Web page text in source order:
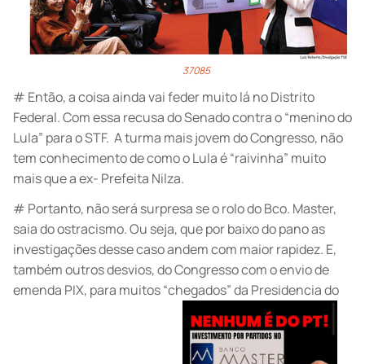
37085
# Então, a coisa ainda vai feder muito lá no Distrito
Federal. Com essa recusa do Senado contra o “menino do
Lula” para o STF. A turma mais jovem do Congresso, não
tem conhecimento de como o Lula é “raivinha” muito
mais que a ex- Prefeita Nilza.
# Portanto, não será surpresa se o rolo do Bco. Master,
saia do ostracismo. Ou seja, que por baixo do pano as
investigações desse caso andem com maior rapidez. E,
também outros desvios, do Congresso com o envio de
emenda PIX, para muitos “chegados” da Presidencia do